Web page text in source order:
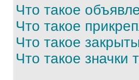
Что такое
Что такое
Что такое
Что такое значки